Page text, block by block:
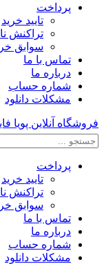
پرداخت
تایید خرید
تراکنش
سوابق
تماس با ما
درباره ما
شماره حساب
مشکلات دانلود
فروشگاه آنلاین پویا
پرداخت
تایید خرید
تراکنش
سوابق
تماس با ما
درباره ما
شماره حساب
مشکلات دانلود